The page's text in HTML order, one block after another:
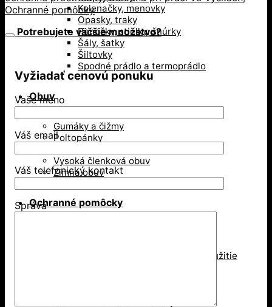
Kolenačky, menovky
Opasky, traky
Ponožky, stielky, šnúrky
Šály, šatky
Šiltovky
Spodné prádlo a termoprádlo
Obuv
Gumáky a čižmy
Poltopánky
Vysoká členková obuv
Zimná obuv
Ochranné pomôcky
Respirátory na viacnásobné použitie
Ochranné pomôcky
Potrebujete väčšie množstvo?
Vyžiadať cenovú ponuku
Vaše meno
Váš email
Váš telefonický kontakt
Správa